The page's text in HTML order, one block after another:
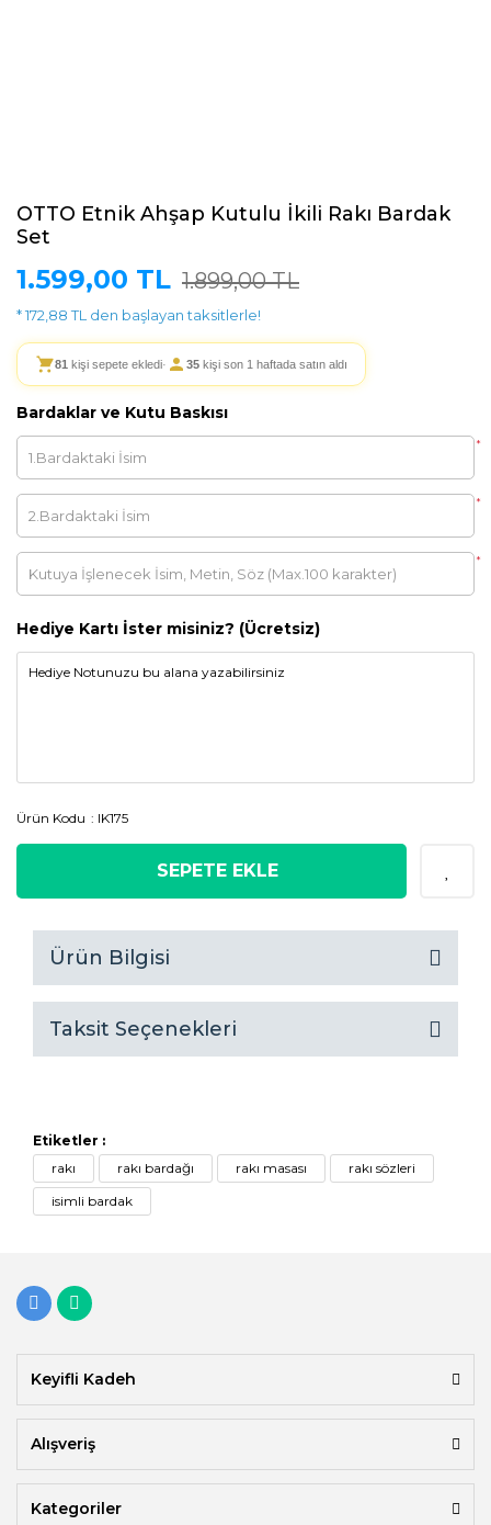
OTTO Etnik Ahşap Kutulu İkili Rakı Bardak
Set
1.599,00 TL 1.899,00 TL
* 172,88 TL den başlayan taksitlerle!
81 kişi sepete ekledi· 35 kişi son 1 haftada satın aldı
Bardaklar ve Kutu Baskısı
*
*
*
Hediye Kartı İster misiniz? (Ücretsiz)
Ürün Kodu IK175
SEPETE EKLE
Ürün Bilgisi
Taksit Seçenekleri
Etiketler :
rakı
rakı bardağı rakı masası
rakı sözleri
isimli bardak
Keyifli Kadeh
Alışveriş
Kategoriler